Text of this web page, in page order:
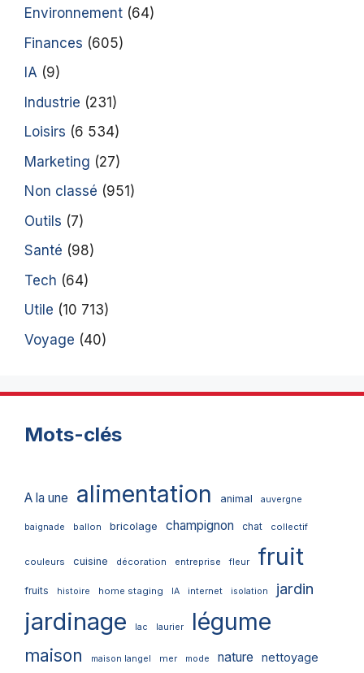
Environnement (64)
Finances (605)
IA (9)
Industrie (231)
Loisirs (6 534)
Marketing (27)
Non classé (951)
Outils (7)
Santé (98)
Tech (64)
Utile (10 713)
Voyage (40)
Mots-clés
A la une alimentation animal auvergne
baignade ballon bricolage champignon chat collectif
couleurs cuisine décoration entreprise fleur fruit
fruits histoire home staging IA internet isolation jardin
jardinage lac laurier légume
maison maison langel mer mode nature nettoyage